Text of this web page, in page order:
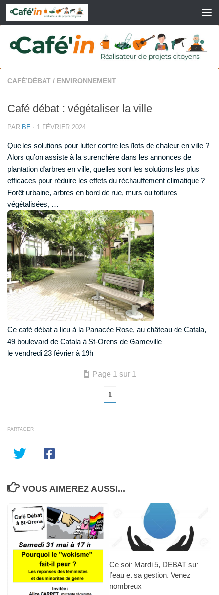
Skip to content
CAFÉ’DÉBAT / ENVIRONNEMENT
Café débat : végétaliser la ville
PAR BE · 1 FÉVRIER 2024
Quelles solutions pour lutter contre les îlots de chaleur en ville ?
Alors qu’on assiste à la surenchère dans les annonces de
plantation d’arbres en ville, quelles sont les solutions les plus
efficaces pour réduire les effets du réchauffement climatique ?
Forêt urbaine, arbres en bord de rue, murs ou toitures
végétalisées, …
Ce café débat a lieu à la Panacée Rose, au château de Catala,
49 boulevard de Catala à St-Orens de Gameville
le vendredi 23 février à 19h
Page 1 sur 1
1
PARTAGER
VOUS AIMEREZ AUSSI...
Ce soir Mardi 5, DEBAT sur
l’eau et sa gestion. Venez
nombreux